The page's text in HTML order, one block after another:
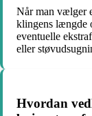
Når man vælger
klingens længde
eventuelle
eller
Hvordan